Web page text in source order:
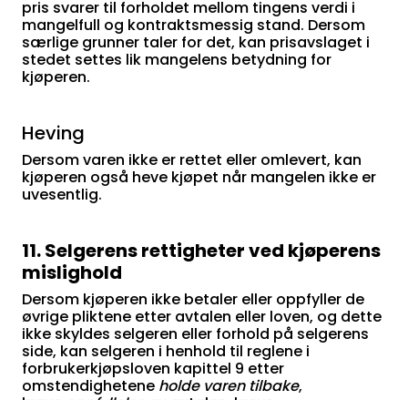
pris svarer til forholdet mellom tingens verdi i
mangelfull og kontraktsmessig stand. Dersom
særlige grunner taler for det, kan prisavslaget i
stedet settes lik mangelens betydning for
kjøperen.
Heving
Dersom varen ikke er rettet eller omlevert, kan
kjøperen også heve kjøpet når mangelen ikke er
uvesentlig.
11. Selgerens rettigheter ved kjøperens
mislighold
Dersom kjøperen ikke betaler eller oppfyller de
øvrige pliktene etter avtalen eller loven, og dette
ikke skyldes selgeren eller forhold på selgerens
side, kan selgeren i henhold til reglene i
forbrukerkjøpsloven kapittel 9 etter
omstendighetene holde varen tilbake,